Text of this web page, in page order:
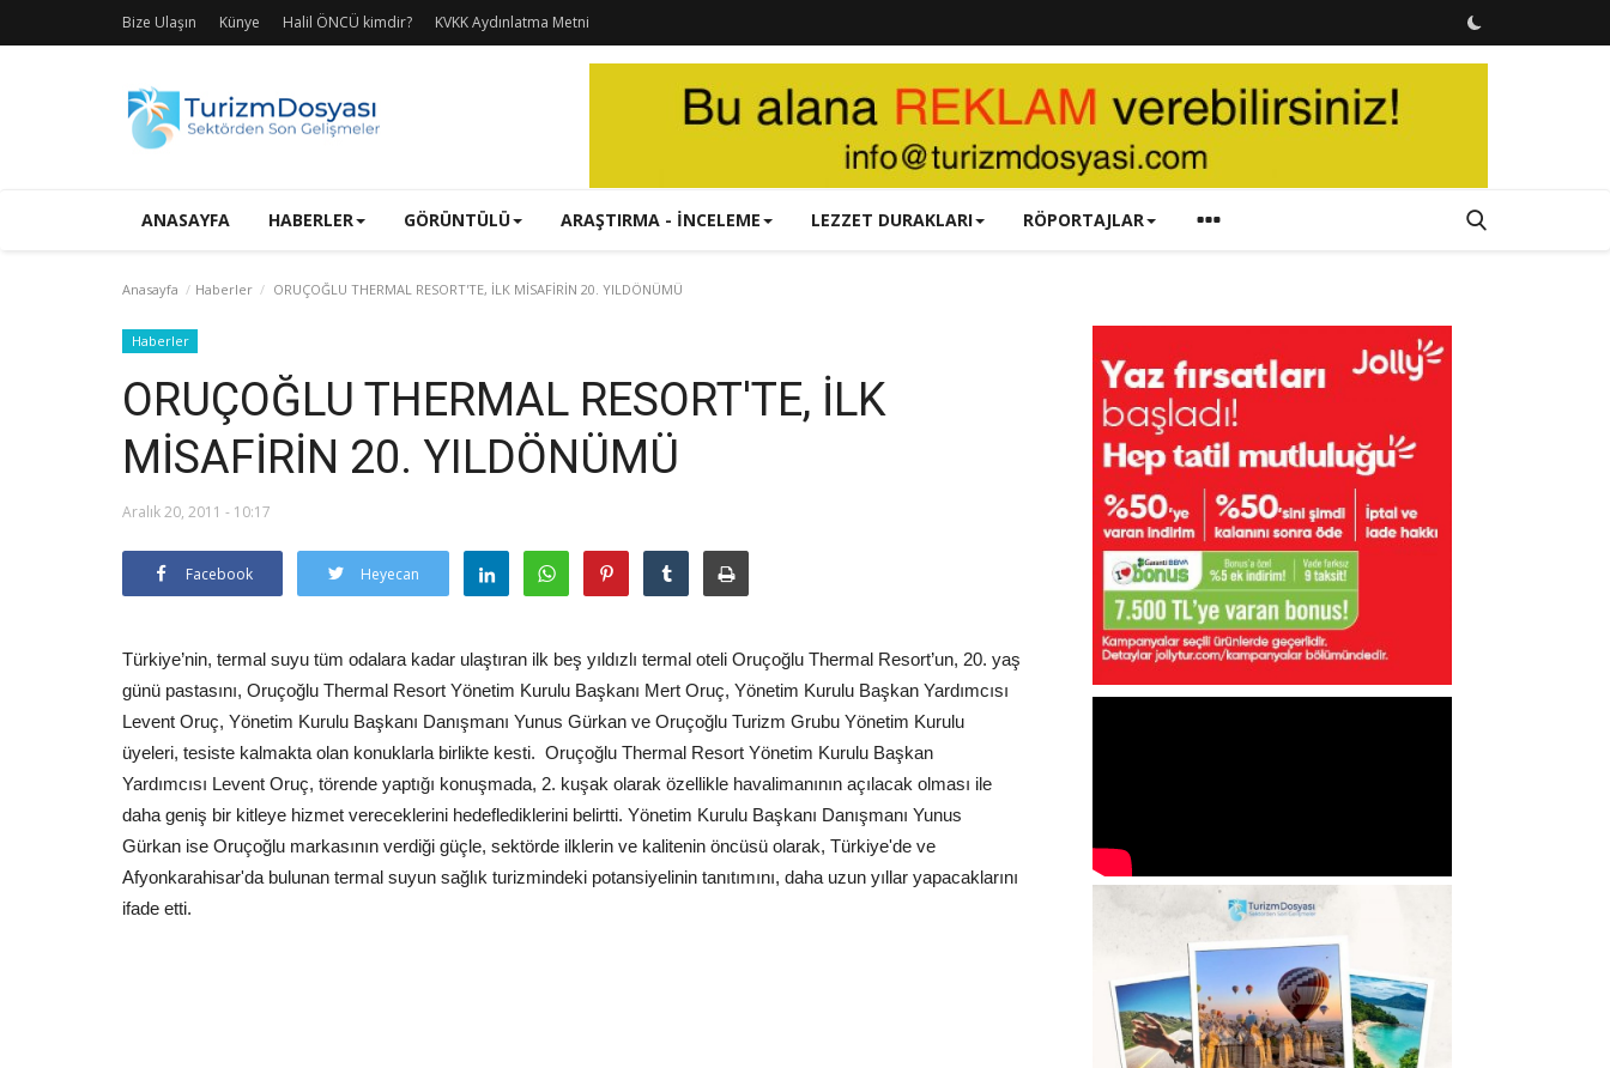
Bize Ulaşın Künye Halil ÖNCÜ kimdir? KVKK Aydınlatma Metni
ANASAYFA HABERLER GÖRÜNTÜLÜ ARAŞTIRMA - İNCELEME LEZZET DURAKLARI RÖPORTAJLAR
Anasayfa Haberler ORUÇOĞLU THERMAL RESORT'TE, İLK MİSAFİRİN 20. YILDÖNÜMÜ
Haberler
ORUÇOĞLU THERMAL RESORT'TE, İLK
MİSAFİRİN 20. YILDÖNÜMÜ
Aralık 20, 2011 - 10:17
Facebook Heyecan
Türkiye’nin, termal suyu tüm odalara kadar ulaştıran ilk beş yıldızlı termal oteli Oruçoğlu Thermal Resort’un, 20. yaş
günü pastasını, Oruçoğlu Thermal Resort Yönetim Kurulu Başkanı Mert Oruç, Yönetim Kurulu Başkan Yardımcısı
Levent Oruç, Yönetim Kurulu Başkanı Danışmanı Yunus Gürkan ve Oruçoğlu Turizm Grubu Yönetim Kurulu
üyeleri, tesiste kalmakta olan konuklarla birlikte kesti. Oruçoğlu Thermal Resort Yönetim Kurulu Başkan
Yardımcısı Levent Oruç, törende yaptığı konuşmada, 2. kuşak olarak özellikle havalimanının açılacak olması ile
daha geniş bir kitleye hizmet vereceklerini hedeflediklerini belirtti. Yönetim Kurulu Başkanı Danışmanı Yunus
Gürkan ise Oruçoğlu markasının verdiği güçle, sektörde ilklerin ve kalitenin öncüsü olarak, Türkiye'de ve
Afyonkarahisar'da bulunan termal suyun sağlık turizmindeki potansiyelinin tanıtımını, daha uzun yıllar yapacaklarını
ifade etti.